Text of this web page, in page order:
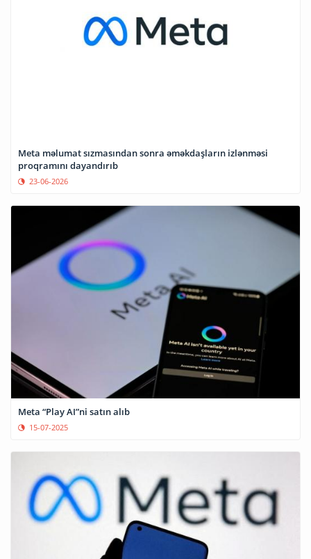
Meta məlumat sızmasından sonra əməkdaşların izlənməsi
proqramını dayandırıb
23-06-2026
Meta “Play AI”ni satın alıb
15-07-2025